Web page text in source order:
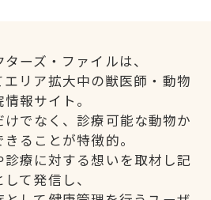
ーズ・ファイルは、
リア拡大中の獣医師・動物
報サイト。
でなく、診療可能な動物か
ることが特徴的。
療に対する想いを取材し記
して発信し、